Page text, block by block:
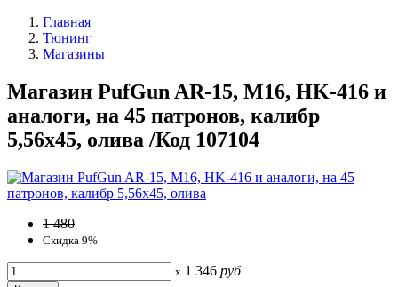
Главная
Тюнинг
Магазины
Магазин PufGun AR-15, M16, HK-416 и
аналоги, на 45 патронов, калибр
5,56х45, олива /Код 107104
1 480
Скидка 9%
x 1 346 руб